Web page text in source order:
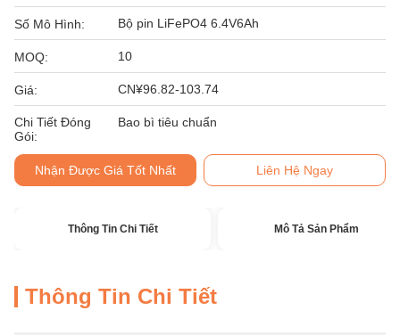
Số Mô Hình: Bộ pin LiFePO4 6.4V6Ah
MOQ: 10
Giá: CN¥96.82-103.74
Chi Tiết Đóng
Gói:
Bao bì tiêu chuẩn
Nhận Được Giá Tốt Nhất Liên Hệ Ngay
Thông Tin Chi Tiết Mô Tả Sản Phẩm
Thông Tin Chi Tiết